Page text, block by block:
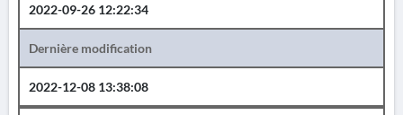
2022-09-26 12:22:34
Dernière modification
2022-12-08 13:38:08